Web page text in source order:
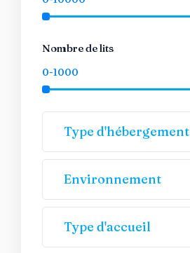
Nombre de lits
Type d'hébergement
Environnement
Type d'accueil